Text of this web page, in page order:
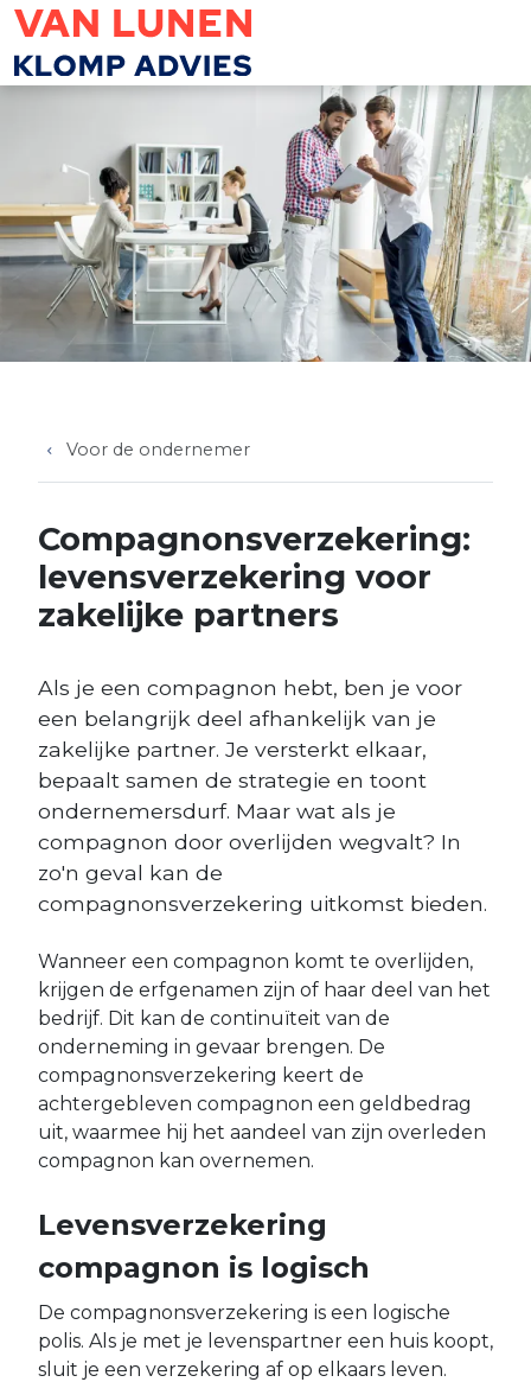
Overslaan en naar de inhoud gaan
Voor de ondernemer
Compagnonsverzekering:
levensverzekering voor
zakelijke partners
Als je een compagnon hebt, ben je voor
een belangrijk deel afhankelijk van je
zakelijke partner. Je versterkt elkaar,
bepaalt samen de strategie en toont
ondernemersdurf. Maar wat als je
compagnon door overlijden wegvalt? In
zo'n geval kan de
compagnonsverzekering uitkomst bieden.
Wanneer een compagnon komt te overlijden,
krijgen de erfgenamen zijn of haar deel van het
bedrijf. Dit kan de continuïteit van de
onderneming in gevaar brengen. De
compagnonsverzekering keert de
achtergebleven compagnon een geldbedrag
uit, waarmee hij het aandeel van zijn overleden
compagnon kan overnemen.
Levensverzekering
compagnon is logisch
De compagnonsverzekering is een logische
polis. Als je met je levenspartner een huis koopt,
sluit je een verzekering af op elkaars leven.